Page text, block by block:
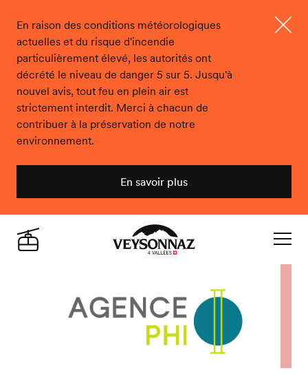
En raison des conditions météorologiques
actuelles et du risque d'incendie
particulièrement élevé, les autorités ont
décrété le niveau de danger 5 sur 5. Jusqu'à
nouvel avis, tout feu en plein air est
strictement interdit. Merci à chacun de
contribuer à la préservation de notre
environnement.
En savoir plus